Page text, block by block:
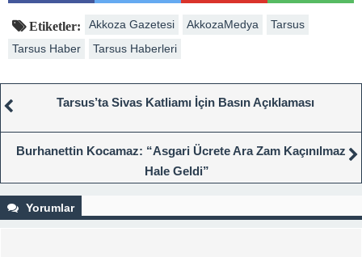
Etiketler: Akkoza Gazetesi AkkozaMedya
Tarsus
Tarsus Haber
Tarsus Haberleri
Tarsus’ta Sivas Katliamı İçin Basın Açıklaması
Burhanettin Kocamaz: “Asgari Ücrete Ara Zam Kaçınılmaz
Hale Geldi”
Yorumlar